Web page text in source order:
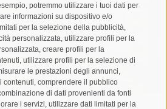
potremmo utilizzare i tuoi dati per
informazioni su dispositivo e/o
per la selezione della pubblicità,
personalizzata, utilizzare profili per la
creare profili per la
utilizzare profili per la selezione di
le prestazioni degli annunci,
contenuti, comprendere il pubblico
di dati provenienti da fonti
i servizi, utilizzare dati limitati per la